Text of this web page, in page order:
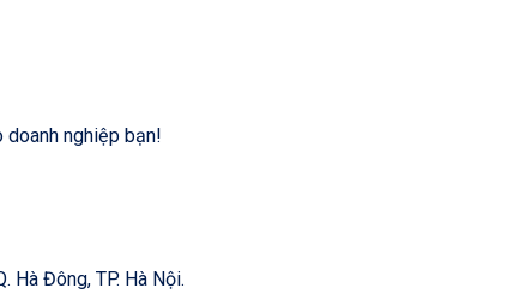
nghiệp bạn!
Hà Đông, TP. Hà Nội.